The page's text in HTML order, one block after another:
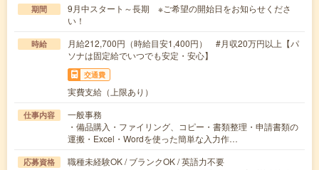
期間
9月中スタート～長期 ※ご希望の開始日をお知らせくださ
い！
時給
月給212,700円（時給目安1,400円） #月収20万円以上【パ
ソナは固定給でいつでも安定・安心】
交通費
実費支給（上限あり）
仕事内容
一般事務
・備品購入・ファイリング、コピー・書類整理・申請書類の
運搬・Excel・Wordを使った簡単な入力作…
応募資格
職種未経験OK / ブランクOK / 英語力不要